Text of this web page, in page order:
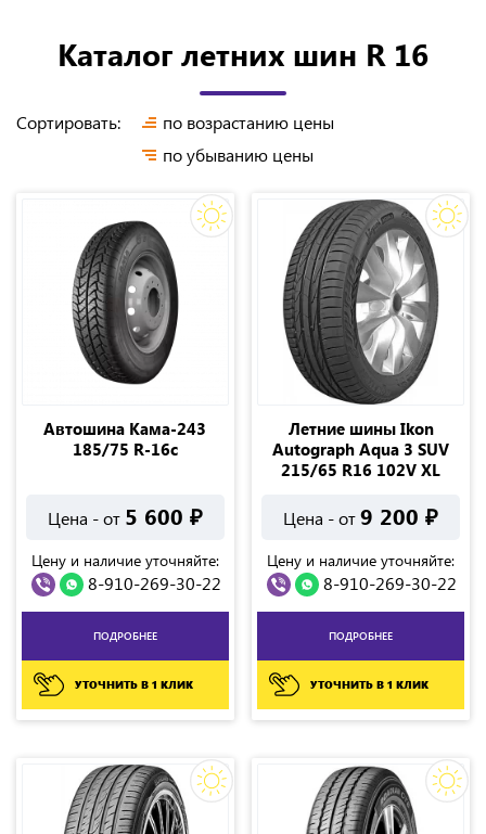
Каталог летних шин R 16
Сортировать:
по возрастанию цены
по убыванию цены
Автошина Кама-243
185/75 R-16c
Цена - от 5 600 ₽
Цену и наличие уточняйте:
8-910-269-30-22
ПОДРОБНЕЕ
УТОЧНИТЬ В 1 КЛИК
Летние шины Ikon
Autograph Aqua 3 SUV
215/65 R16 102V XL
Цена - от9 200 ₽
Цену и наличие уточняйте:
8-910-269-30-22
ПОДРОБНЕЕ
УТОЧНИТЬ В 1 КЛИК